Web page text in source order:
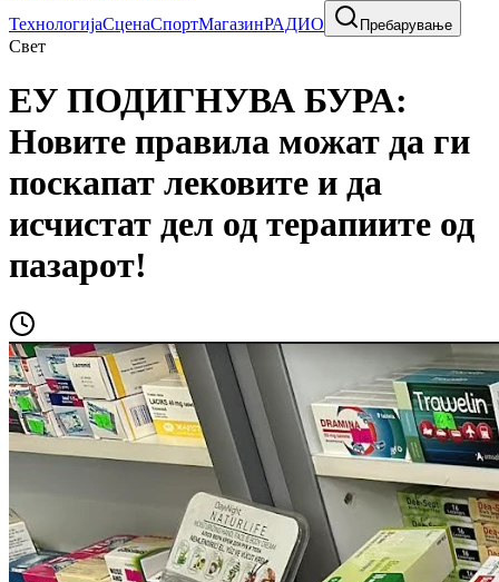
ТехнологијаСценаСпортМагазинРАДИО Пребарување
Свет
ЕУ ПОДИГНУВА БУРА:
Новите правила можат да ги
поскапат лековите и да
исчистат дел од терапиите од
пазарот!